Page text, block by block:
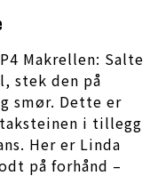
Makrellen: Salte
stek den på
smør. Dette er
i tillegg
Her er Linda
på forhånd –